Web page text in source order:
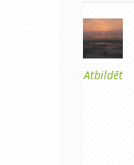
Atbildēt